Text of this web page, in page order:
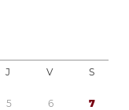
J V S
5 6 7